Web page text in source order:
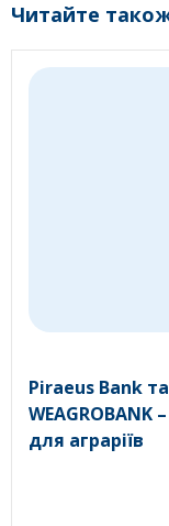
Читайте
Piraeus Bank
для аграріїв